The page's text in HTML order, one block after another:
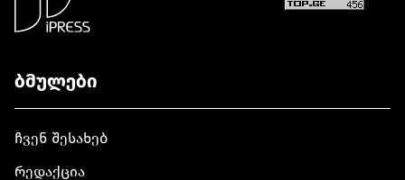
ბმულები
ჩვენ შესახებ
რედაქცია